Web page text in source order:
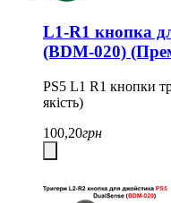
L1-R1 кнопка
(BDM-020)
PS5 L1 R1 кнопки
якість)
100,20грн